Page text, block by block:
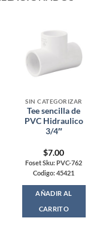
SIN CATEGORIZAR
Tee sencilla de
PVC Hidraulico
3/4″
$7.00
Foset Sku: PVC-762
Codigo: 45421
AÑADIR AL
CARRITO